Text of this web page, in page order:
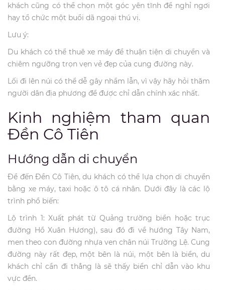
khách cũng có thể chọn một góc yên tĩnh để nghỉ ngơi
hay tổ chức một buổi dã ngoại thú vị.
Lưu ý:
Du khách có thể thuê xe máy để thuận tiện di chuyển và
chiêm ngưỡng trọn vẹn vẻ đẹp của cung đường này.
Lối đi lên núi có thể dễ gây nhầm lẫn, vì vậy hãy hỏi thăm
người dân địa phương để được chỉ dẫn chính xác nhất.
Kinh nghiệm tham quan
Đền Cô Tiên
Hướng dẫn di chuyển
Để đến Đền Cô Tiên, du khách có thể lựa chọn di chuyển
bằng xe máy, taxi hoặc ô tô cá nhân. Dưới đây là các lộ
trình phổ biến:
Lộ trình 1: Xuất phát từ Quảng trường biển hoặc trục
đường Hồ Xuân Hương), sau đó đi về hướng Tây Nam,
men theo con đường nhựa ven chân núi Trường Lệ. Cung
đường này rất đẹp, một bên là núi, một bên là biển, du
khách chỉ cần đi thẳng là sẽ thấy biển chỉ dẫn vào khu
vực đền.